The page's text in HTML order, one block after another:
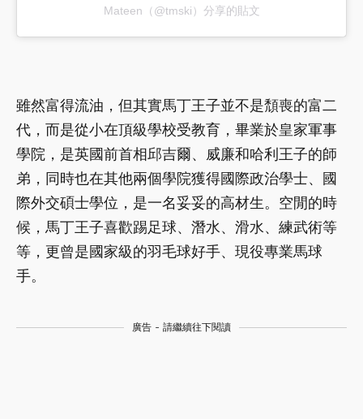
Mateen（@tmski）分享的貼文
雖然富得流油，但其實馬丁王子並不是頹喪的富二
代，而是從小在頂級學校受教育，畢業於皇家軍事
學院，是英國前首相邱吉爾、威廉和哈利王子的師
弟，同時也在其他兩個學院獲得國際政治學士、國
際外交碩士學位，是一名妥妥的高材生。空閒的時
候，馬丁王子喜歡踢足球、潛水、滑水、練武術等
等，更曾是國家級的羽毛球好手、現役專業馬球
手。
廣告 - 請繼續往下閱讀